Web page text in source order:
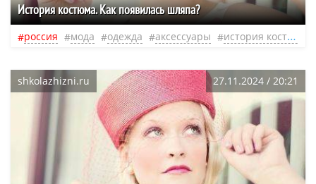
История костюма. Как появилась шляпа?
россия мода одежда аксессуары история костюма
shkolazhizni.ru 27.11.2024 / 20:21